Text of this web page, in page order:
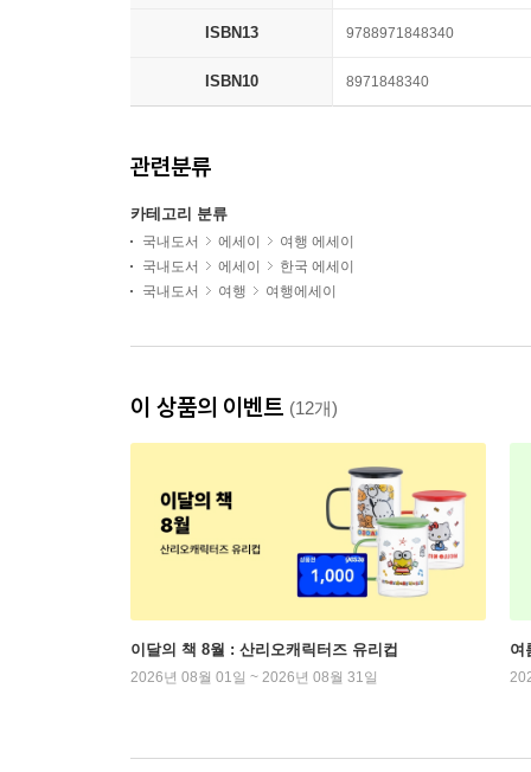
ISBN13 9788971848340
ISBN10 8971848340
관련분류
카테고리 분류
국내도서 에세이
여행 에세이
국내도서
에세이
한국 에세이
국내도서
여행 여행에세이
이 상품의 이벤트 (12개)
이달의 책 8월 : 산리오캐릭터즈 유리컵
2026년 08월 01일 ~ 2026년 08월 31일
여